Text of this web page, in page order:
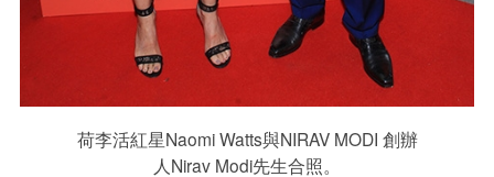
荷李活紅星Naomi Watts與NIRAV MODI 創辦
人Nirav Modi先生合照。